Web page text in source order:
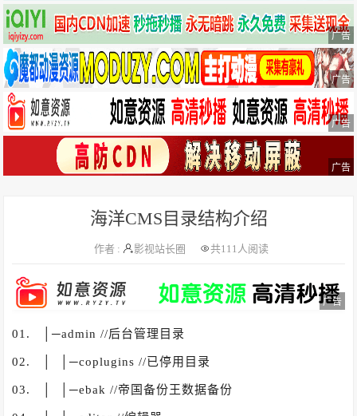
广告
广告
广告
广告
海洋CMS目录结构介绍
作者 : 影视站长圈 共111人阅读
广告
01. │─admin //后台管理目录
02. │ │─coplugins //已停用目录
03. │ │─ebak //帝国备份王数据备份